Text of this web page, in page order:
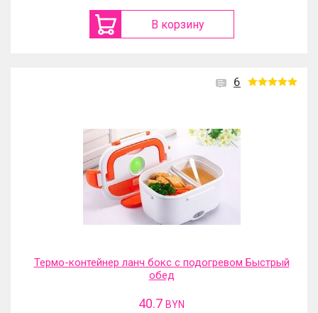
В корзину
6
Термо-контейнер ланч бокс с подогревом Быстрый
обед
40.7 BYN